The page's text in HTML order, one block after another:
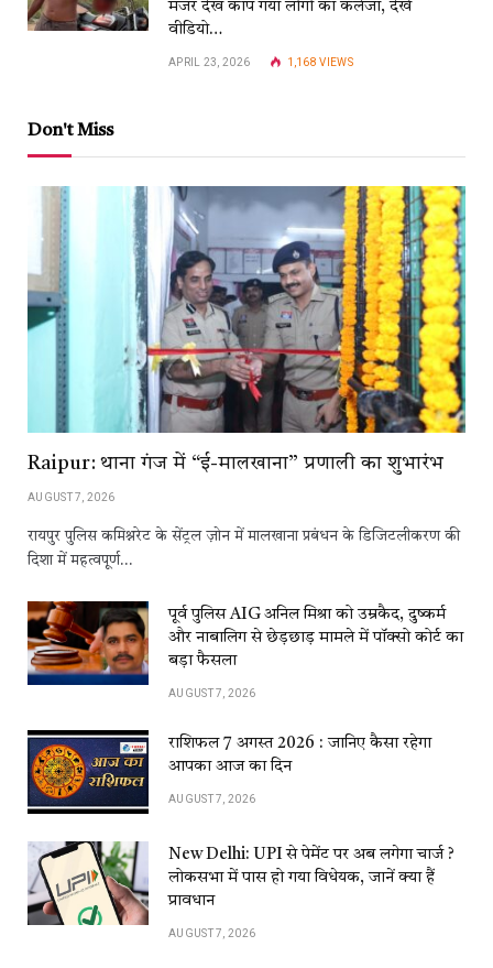
मंजर देख काँप गया लोगों का कलेजा, देखें
वीडियो…
APRIL 23, 2026 1,168VIEWS
Don't Miss
Raipur: थाना गंज में “ई-मालखाना” प्रणाली का शुभारंभ
AUGUST 7, 2026
रायपुर पुलिस कमिश्नरेट के सेंट्रल ज़ोन में मालखाना प्रबंधन के डिजिटलीकरण की
दिशा में महत्वपूर्ण…
पूर्व पुलिस AIG अनिल मिश्रा को उम्रकैद, दुष्कर्म
और नाबालिग से छेड़छाड़ मामले में पॉक्सो कोर्ट का
बड़ा फैसला
AUGUST 7, 2026
राशिफल 7 अगस्त 2026 : जानिए कैसा रहेगा
आपका आज का दिन
AUGUST 7, 2026
New Delhi: UPI से पेमेंट पर अब लगेगा चार्ज ?
लोकसभा में पास हो गया विधेयक, जानें क्या हैं
प्रावधान
AUGUST 7, 2026